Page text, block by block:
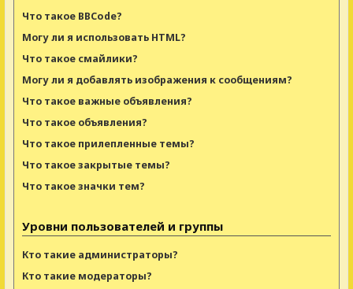
Что такое BBCode?
Могу ли я использовать HTML?
Что такое смайлики?
Могу ли я добавлять изображения к сообщениям?
Что такое важные объявления?
Что такое объявления?
Что такое прилепленные темы?
Что такое закрытые темы?
Что такое значки тем?
Уровни пользователей и группы
Кто такие администраторы?
Кто такие модераторы?